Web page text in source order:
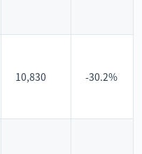
10,830 -30.2%